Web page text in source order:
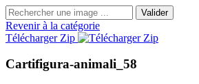
Valider
Revenir à la catégorie
Télécharger Zip
Cartifigura-animali_58